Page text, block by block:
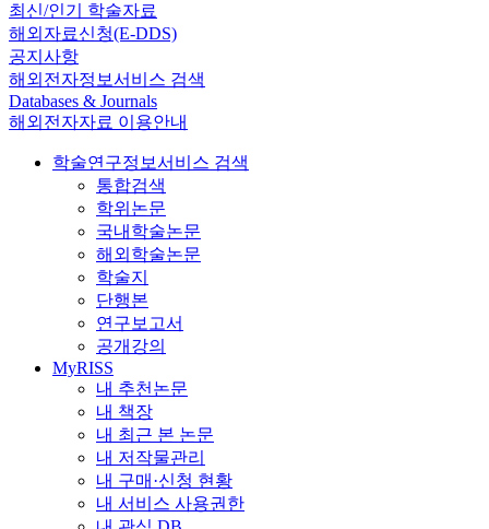
최신/인기 학술자료
해외자료신청(E-DDS)
공지사항
해외전자정보서비스 검색
Databases & Journals
해외전자자료 이용안내
학술연구정보서비스 검색
통합검색
학위논문
국내학술논문
해외학술논문
학술지
단행본
연구보고서
공개강의
MyRISS
내 추천논문
내 책장
내 최근 본 논문
내 저작물관리
내 구매·신청 현황
내 서비스 사용권한